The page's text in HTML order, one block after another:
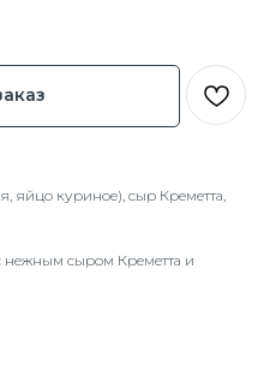
яйцо куриное), сыр Креметта,
сыром Креметта и